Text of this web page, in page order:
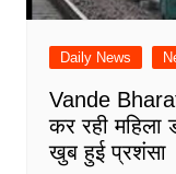
Daily News
Vande
कर रही महिला
खुब हुई प्रशंसा